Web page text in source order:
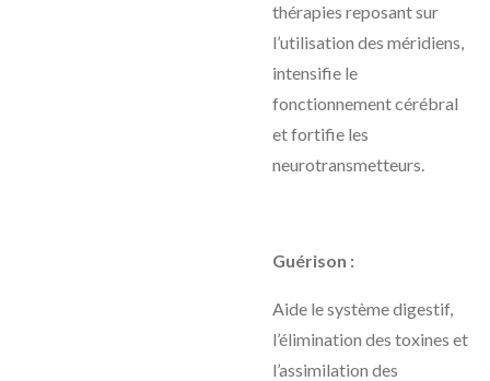
thérapies reposant sur
l’utilisation des méridiens,
intensifie le
fonctionnement cérébral
et fortifie les
neurotransmetteurs.
Guérison :
Aide le système digestif,
l’élimination des toxines et
l’assimilation des